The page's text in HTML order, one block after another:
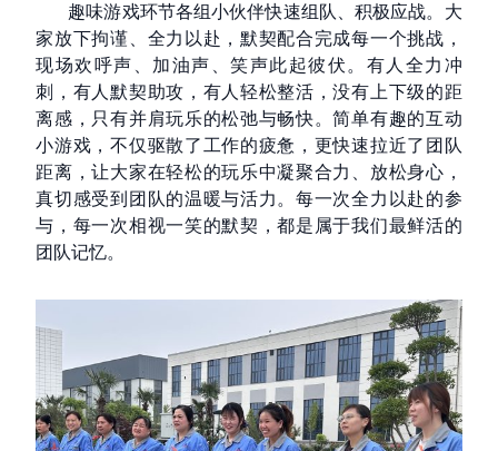
趣味游戏环节各组小伙伴快速组队、积极应战。大
家放下拘谨、全力以赴，默契配合完成每一个挑战，
现场欢呼声、加油声、笑声此起彼伏。有人全力冲
刺，有人默契助攻，有人轻松整活，没有上下级的距
离感，只有并肩玩乐的松弛与畅快。简单有趣的互动
小游戏，不仅驱散了工作的疲惫，更快速拉近了团队
距离，让大家在轻松的玩乐中凝聚合力、放松身心，
真切感受到团队的温暖与活力。每一次全力以赴的参
与，每一次相视一笑的默契，都是属于我们最鲜活的
团队记忆。